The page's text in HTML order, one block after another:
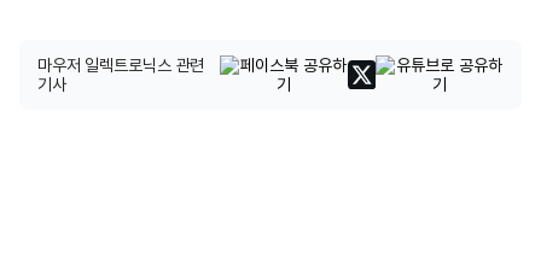
마우저 일렉트로닉스 관련
기사